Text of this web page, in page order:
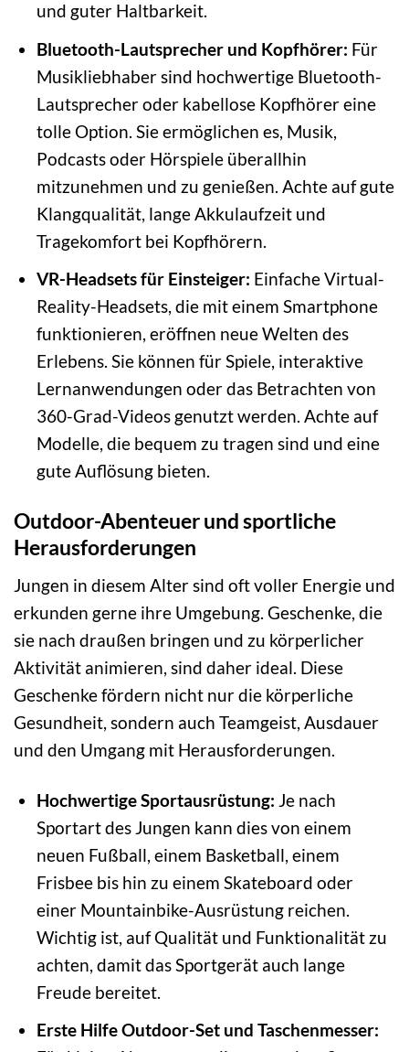
und guter Haltbarkeit.
Bluetooth-Lautsprecher und Kopfhörer: Für
Musikliebhaber sind hochwertige Bluetooth-
Lautsprecher oder kabellose Kopfhörer eine
tolle Option. Sie ermöglichen es, Musik,
Podcasts oder Hörspiele überallhin
mitzunehmen und zu genießen. Achte auf gute
Klangqualität, lange Akkulaufzeit und
Tragekomfort bei Kopfhörern.
VR-Headsets für Einsteiger: Einfache Virtual-
Reality-Headsets, die mit einem Smartphone
funktionieren, eröffnen neue Welten des
Erlebens. Sie können für Spiele, interaktive
Lernanwendungen oder das Betrachten von
360-Grad-Videos genutzt werden. Achte auf
Modelle, die bequem zu tragen sind und eine
gute Auflösung bieten.
Outdoor-Abenteuer und sportliche
Herausforderungen
Jungen in diesem Alter sind oft voller Energie und
erkunden gerne ihre Umgebung. Geschenke, die
sie nach draußen bringen und zu körperlicher
Aktivität animieren, sind daher ideal. Diese
Geschenke fördern nicht nur die körperliche
Gesundheit, sondern auch Teamgeist, Ausdauer
und den Umgang mit Herausforderungen.
Hochwertige Sportausrüstung: Je nach
Sportart des Jungen kann dies von einem
neuen Fußball, einem Basketball, einem
Frisbee bis hin zu einem Skateboard oder
einer Mountainbike-Ausrüstung reichen.
Wichtig ist, auf Qualität und Funktionalität zu
achten, damit das Sportgerät auch lange
Freude bereitet.
Erste Hilfe Outdoor-Set und Taschenmesser: